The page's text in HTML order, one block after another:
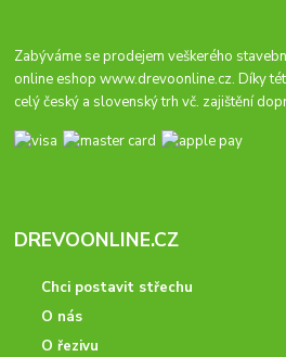
Zabýváme se prodejem veškerého
online eshopwww.drevoonline.cz. Díky
celý český a slovenský trh vč. zajištění
DREVOONLINE.CZ
Chci postavit střechu
O nás
O řezivu